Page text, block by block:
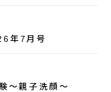
年7月号
～親子洗顔～